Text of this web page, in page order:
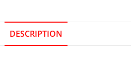
DESCRIPTION